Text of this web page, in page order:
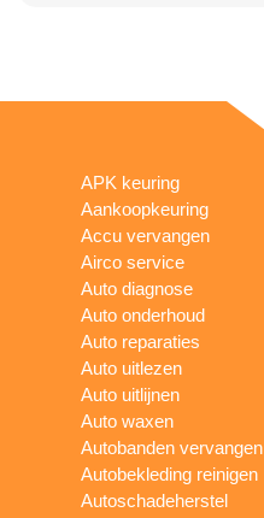
APK keuring
Aankoopkeuring
Accu vervangen
Airco service
Auto diagnose
Auto onderhoud
Auto reparaties
Auto uitlezen
Auto uitlijnen
Auto waxen
Autobanden vervangen
Autobekleding reinigen
Autoschadeherstel